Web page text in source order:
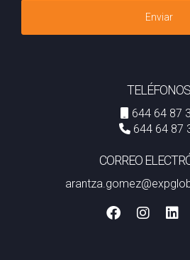
Enviar
TELÉFONOS
644 64 87
644 64 87
CORREO